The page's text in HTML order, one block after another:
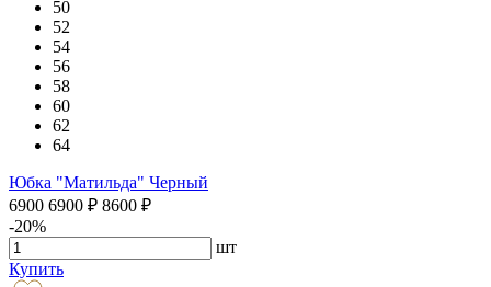
50
52
54
56
58
60
62
64
Юбка "Матильда" Черный
6900 6900 ₽ 8600 ₽
-20%
шт
Купить